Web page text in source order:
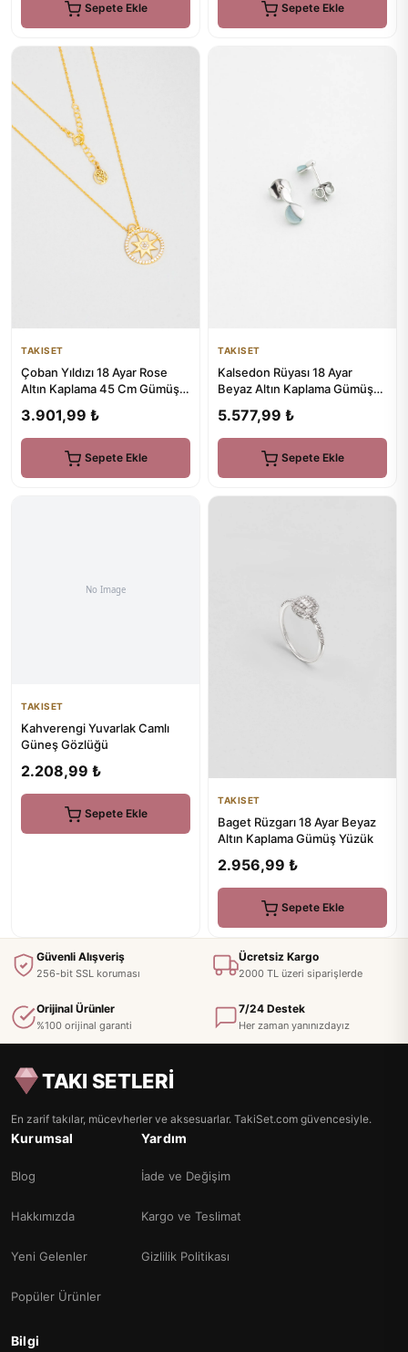
Sepete Ekle Sepete Ekle
TAKISET
Çoban Yıldızı 18 Ayar Rose
Altın Kaplama 45 Cm Gümüş
3.901,99 ₺
Sepete Ekle
TAKISET
Kalsedon Rüyası 18 Ayar
Beyaz Altın Kaplama Gümüş
5.577,99 ₺
Sepete Ekle
TAKISET
Kahverengi Yuvarlak Camlı
Güneş Gözlüğü
2.208,99 ₺
Sepete Ekle
TAKISET
Baget Rüzgarı 18 Ayar Beyaz
Altın Kaplama Gümüş Yüzük
2.956,99 ₺
Sepete Ekle
Güvenli Alışveriş
256-bit SSL koruması
Ücretsiz Kargo
2000 TL üzeri siparişlerde
Orijinal Ürünler
%100 orijinal garanti
7/24 Destek
Her zaman yanınızdayız
TAKI SETLERİ
En zarif takılar, mücevherler ve aksesuarlar. TakiSet.com güvencesiyle.
Kurumsal
Blog
Hakkımızda
Yeni Gelenler
Popüler Ürünler
Yardım
İade ve Değişim
Kargo ve Teslimat
Gizlilik Politikası
Bilgi